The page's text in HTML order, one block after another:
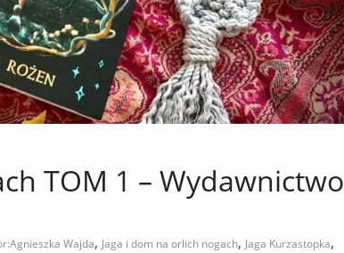
TOM 1 – Wydawnictwo
Wajda, Jaga i dom na orlich nogach, Jaga Kurzastopka,